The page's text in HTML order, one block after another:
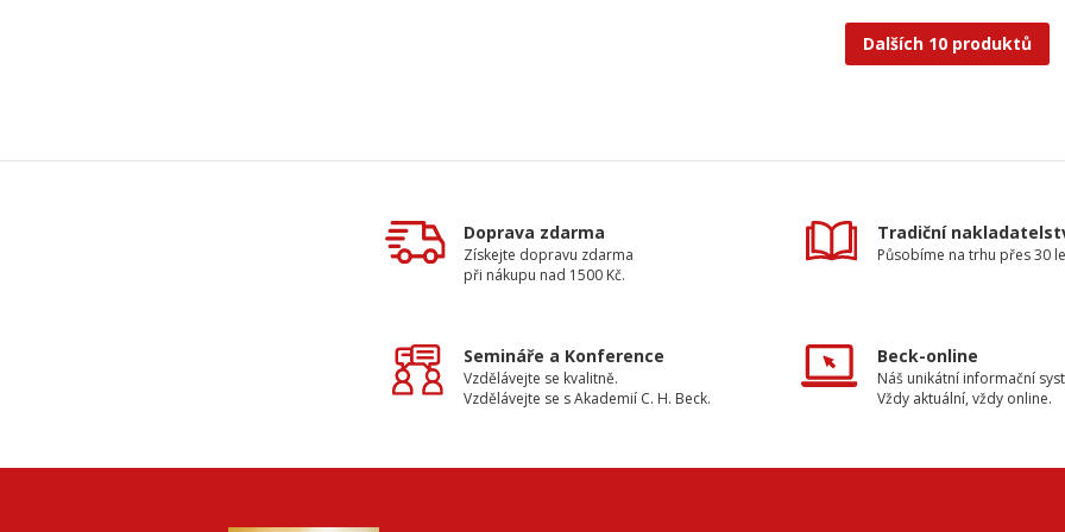
Dalších 10 produktů
Doprava zdarma
Získejte dopravu zdarma
při nákupu nad 1500 Kč.
Tradiční
Působíme na trhu přes 30
Semináře a Konference
Vzdělávejte se kvalitně.
Vzdělávejte se s Akademií C. H. Beck.
Beck-online
Náš unikátní informační
Vždy aktuální, vždy online.